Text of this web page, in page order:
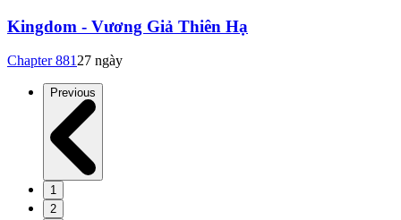
Kingdom - Vương Giả Thiên Hạ
Chapter881 27 ngày
Previous
1
2